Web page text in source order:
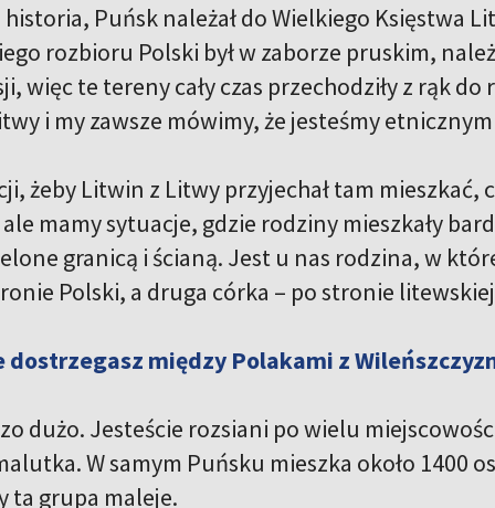
Puńsk należał do Wielkiego Księstwa
rozbioru Polski był w zaborze pruskim,
więc te tereny cały czas przechodziły z rąk
i my zawsze mówimy, że jesteśmy
żeby Litwin z Litwy przyjechał tam mieszkać,
mamy sytuacje, gdzie rodziny mieszkały
granicą i ścianą. Jest u nas rodzina, w
Polski, a druga córka – po stronie
dostrzegasz między Polakami z
dużo. Jesteście rozsiani po wielu
W samym Puńsku mieszka około 1400
ta grupa maleje.